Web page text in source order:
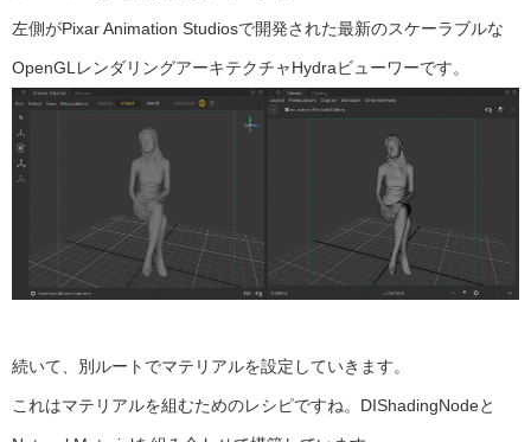
左側がPixar Animation Studiosで開発された最新のスケーラブルな
OpenGLレンダリングアーキテクチャHydraビューワーです。
続いて、別ルートでマテリアルを設定していきます。
これはマテリアルを組むためのレシピですね。DIShadingNodeと